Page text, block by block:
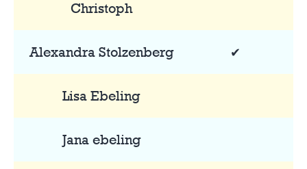
Christoph
Alexandra Stolzenberg ✔
Lisa Ebeling
Jana ebeling